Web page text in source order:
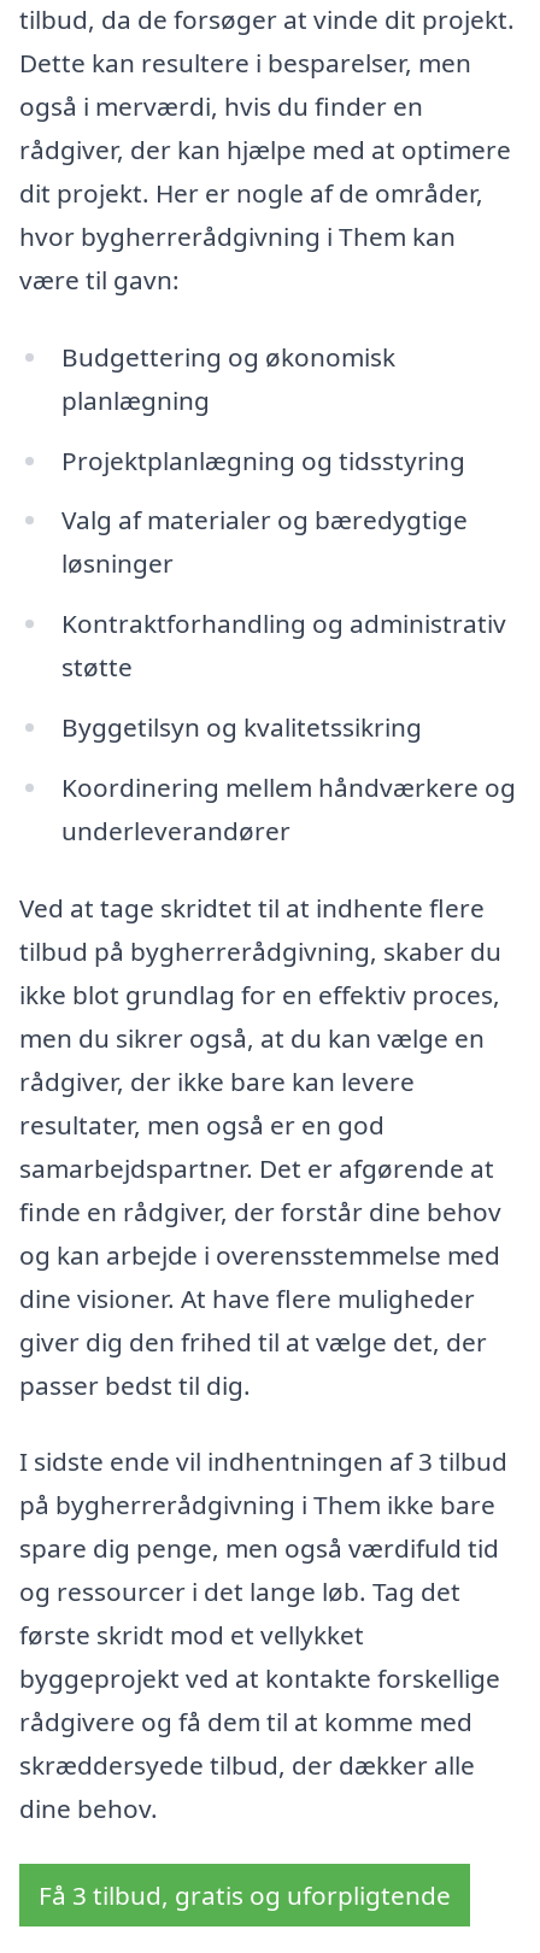
tilbud, da de forsøger at vinde dit projekt.
Dette kan resultere i besparelser, men
også i merværdi, hvis du finder en
rådgiver, der kan hjælpe med at optimere
dit projekt. Her er nogle af de områder,
hvor bygherrerådgivning i Them kan
være til gavn:
Budgettering og økonomisk
planlægning
Projektplanlægning og tidsstyring
Valg af materialer og bæredygtige
løsninger
Kontraktforhandling og administrativ
støtte
Byggetilsyn og kvalitetssikring
Koordinering mellem håndværkere og
underleverandører
Ved at tage skridtet til at indhente flere
tilbud på bygherrerådgivning, skaber du
ikke blot grundlag for en effektiv proces,
men du sikrer også, at du kan vælge en
rådgiver, der ikke bare kan levere
resultater, men også er en god
samarbejdspartner. Det er afgørende at
finde en rådgiver, der forstår dine behov
og kan arbejde i overensstemmelse med
dine visioner. At have flere muligheder
giver dig den frihed til at vælge det, der
passer bedst til dig.
I sidste ende vil indhentningen af 3 tilbud
på bygherrerådgivning i Them ikke bare
spare dig penge, men også værdifuld tid
og ressourcer i det lange løb. Tag det
første skridt mod et vellykket
byggeprojekt ved at kontakte forskellige
rådgivere og få dem til at komme med
skræddersyede tilbud, der dækker alle
dine behov.
Få 3 tilbud, gratis og uforpligtende